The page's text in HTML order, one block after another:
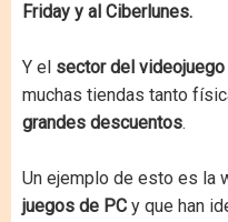
Friday y al Ciberlunes.
Y el sector del videojuego
muchas tiendas tanto
grandes descuentos.
Un ejemplo de esto es la
juegos de PC y que han